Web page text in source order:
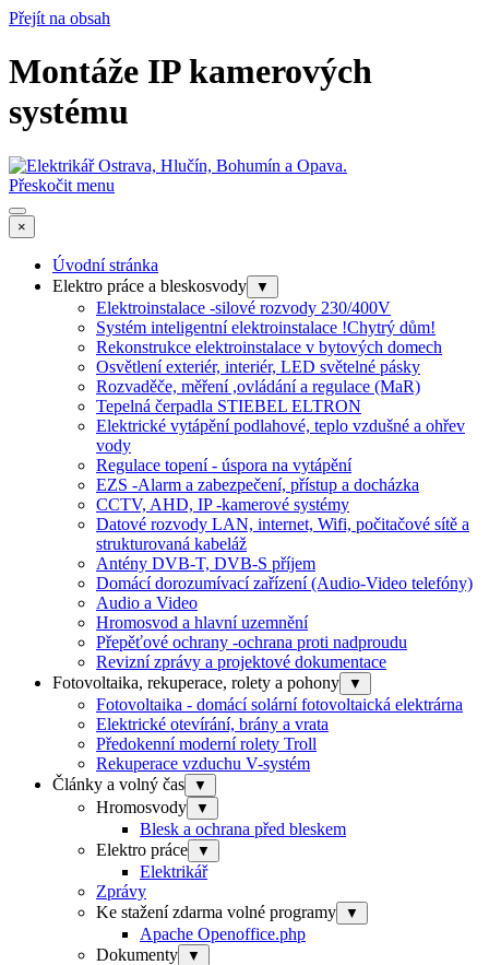
Přejít na obsah
Montáže IP kamerových
systému
Přeskočit menu
×
Úvodní stránka
Elektro práce a bleskosvody
▼
Elektroinstalace -silové rozvody 230/400V
Systém inteligentní elektroinstalace !Chytrý dům!
Rekonstrukce elektroinstalace v bytových domech
Osvětlení exteriér, interiér, LED světelné pásky
Rozvaděče, měření ,ovládání a regulace (MaR)
Tepelná čerpadla STIEBEL ELTRON
Elektrické vytápění podlahové, teplo vzdušné a ohřev
vody
Regulace topení - úspora na vytápění
EZS -Alarm a zabezpečení, přístup a docházka
CCTV, AHD, IP -kamerové systémy
Datové rozvody LAN, internet, Wifi, počitačové sítě a
strukturovaná kabeláž
Antény DVB-T, DVB-S příjem
Domácí dorozumívací zařízení (Audio-Video telefóny)
Audio a Video
Hromosvod a hlavní uzemnění
Přepěťové ochrany -ochrana proti nadproudu
Revizní zprávy a projektové dokumentace
Fotovoltaika, rekuperace, rolety a pohony
▼
Fotovoltaika - domácí solární fotovoltaická elektrárna
Elektrické otevírání, brány a vrata
Předokenní moderní rolety Troll
Rekuperace vzduchu V-systém
Články a volný čas
▼
Hromosvody ▼
Blesk a ochrana před bleskem
Elektro práce
▼
Elektrikář
Zprávy
Ke stažení zdarma volné programy
▼
Apache Openoffice.php
Dokumenty
▼